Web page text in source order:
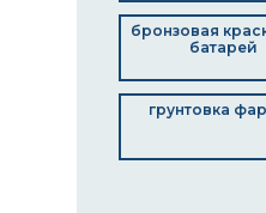
бронзовая
батарей
грунтовка